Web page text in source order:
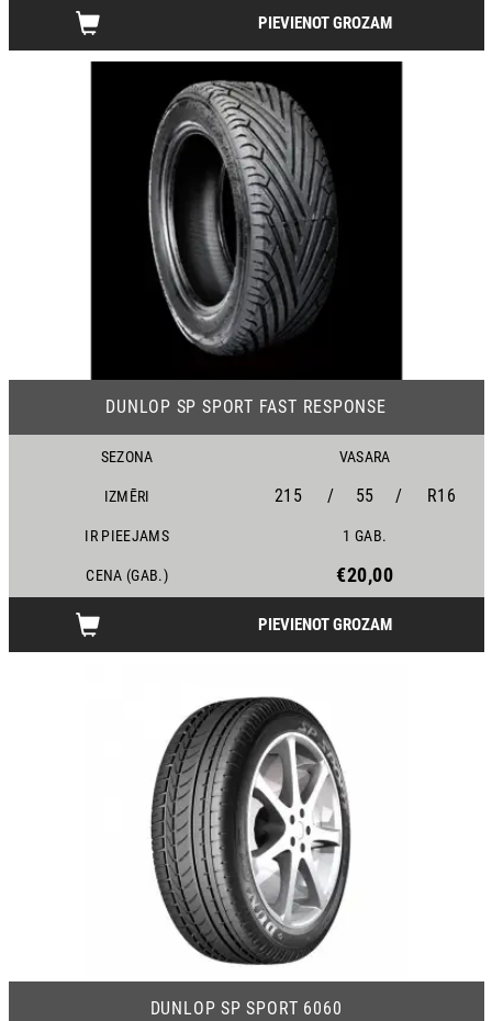
PIEVIENOT GROZAM
DUNLOP SP SPORT FAST RESPONSE
SEZONA VASARA
IZMĒRI 215 / 55 / R16
IR PIEEJAMS 1 GAB.
CENA (GAB.) €20,00
PIEVIENOT GROZAM
DUNLOP SP SPORT 6060